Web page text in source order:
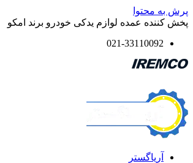
پرش به محتوا
پخش کننده عمده لوازم یدکی خودرو برند امکو
021-33110092
آریاگستر